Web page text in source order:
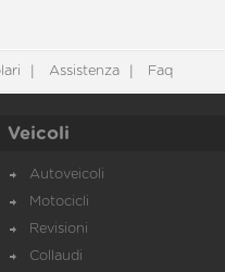
Assistenza Faq
Veicoli
Autoveicoli
Motocicli
Revisioni
Collaudi